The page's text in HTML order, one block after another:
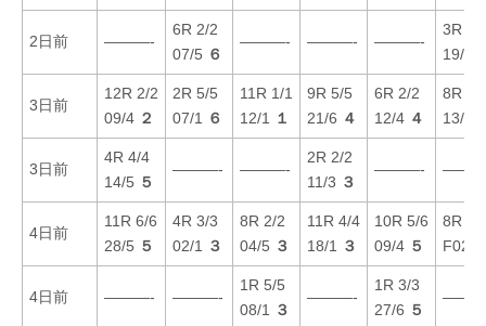
2日前 ———-
6R 2/2
07/5 ６
———- ———- ———-
3R 5/
19/1
3日前
12R 2/2
09/4 ２
2R 5/5
07/1
６
11R 1/1
12/1
１
9R 5/5
21/6 ４
6R 2/2
12/4 ４
8R 4/
13/3
3日前
4R 4/4
14/5 ５
———- ———-
2R 2/2
11/3 ３
———-
4日前
11R 6/6
28/5 ５
4R 3/3
02/1
３
8R 2/2
04/5 ３
11R 4/4
18/1
３
10R 5/6
09/4 ５
8R 1/
F02/1
4日前 ———- ———-
1R 5/5
08/1
３
———-
1R 3/3
27/6 ５